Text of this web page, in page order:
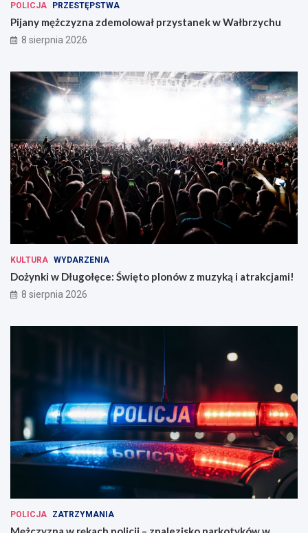
POLICJA PRZESTĘPSTWA
Pijany mężczyzna zdemolował przystanek w Wałbrzychu
8 sierpnia 2026
KULTURA WYDARZENIA
Dożynki w Długołęce: Święto plonów z muzyką i atrakcjami!
8 sierpnia 2026
POLICJA ZATRZYMANIA